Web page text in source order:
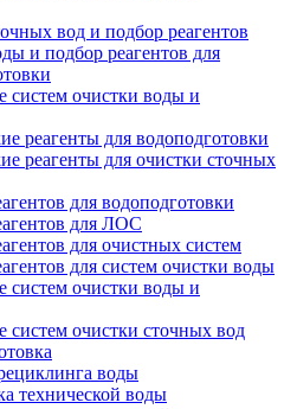
вод и подбор реагентов
и подбор реагентов для
систем очистки воды и
реагенты для водоподготовки
реагенты для очистки сточных
для водоподготовки
для ЛОС
для очистных систем
для систем очистки воды
систем очистки воды и
систем очистки сточных вод
воды
технической воды